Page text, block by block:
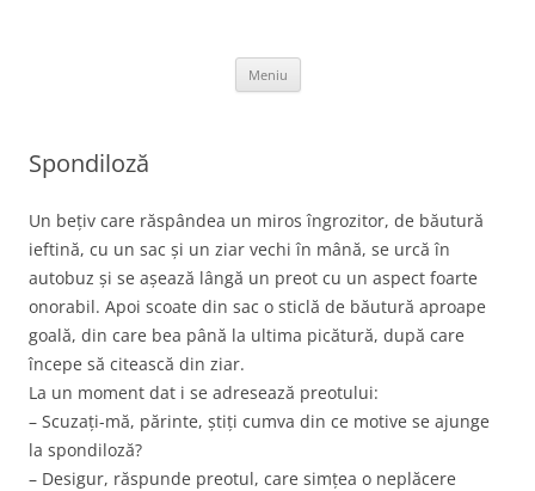
Meniu
Spondiloză
Un bețiv care răspândea un miros îngrozitor, de băutură
ieftină, cu un sac și un ziar vechi în mână, se urcă în
autobuz și se așează lângă un preot cu un aspect foarte
onorabil. Apoi scoate din sac o sticlă de băutură aproape
goală, din care bea până la ultima picătură, după care
începe să citească din ziar.
La un moment dat i se adresează preotului:
– Scuzați-mă, părinte, știți cumva din ce motive se ajunge
la spondiloză?
– Desigur, răspunde preotul, care simțea o neplăcere